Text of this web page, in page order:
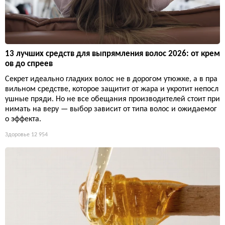
13 лучших средств для выпрямления волос 2026: от крем
ов до спреев
Секрет идеально гладких волос не в дорогом утюжке, а в пра
вильном средстве, которое защитит от жара и укротит непосл
ушные пряди. Но не все обещания производителей стоит при
нимать на веру — выбор зависит от типа волос и ожидаемог
о эффекта.
Здоровье 12 954